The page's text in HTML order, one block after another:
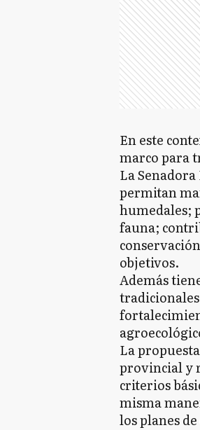
En este
marco para
La
permitan
humedales;
fauna;
objetivos.
Además
La
provincial y
criterios
misma
los planes